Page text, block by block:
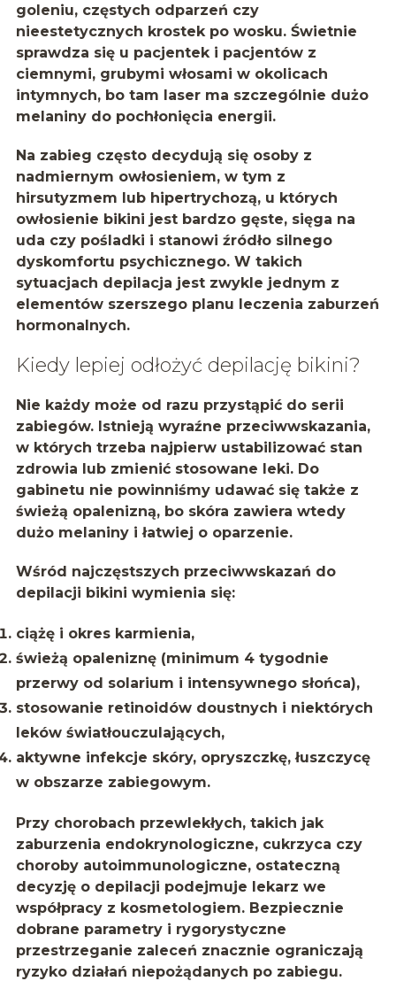
goleniu, częstych odparzeń czy
nieestetycznych krostek po wosku. Świetnie
sprawdza się u pacjentek i pacjentów z
ciemnymi, grubymi włosami w okolicach
intymnych, bo tam laser ma szczególnie dużo
melaniny do pochłonięcia energii.
Na zabieg często decydują się osoby z
nadmiernym owłosieniem, w tym z
hirsutyzmem lub hipertrychozą, u których
owłosienie bikini jest bardzo gęste, sięga na
uda czy pośladki i stanowi źródło silnego
dyskomfortu psychicznego. W takich
sytuacjach depilacja jest zwykle jednym z
elementów szerszego planu leczenia zaburzeń
hormonalnych.
Kiedy lepiej odłożyć depilację bikini?
Nie każdy może od razu przystąpić do serii
zabiegów. Istnieją wyraźne przeciwwskazania,
w których trzeba najpierw ustabilizować stan
zdrowia lub zmienić stosowane leki. Do
gabinetu nie powinniśmy udawać się także z
świeżą opalenizną, bo skóra zawiera wtedy
dużo melaniny i łatwiej o oparzenie.
Wśród najczęstszych przeciwwskazań do
depilacji bikini wymienia się:
ciążę i okres karmienia,
świeżą opaleniznę (minimum 4 tygodnie
przerwy od solarium i intensywnego słońca),
stosowanie retinoidów doustnych i niektórych
leków światłouczulających,
aktywne infekcje skóry, opryszczkę, łuszczycę
w obszarze zabiegowym.
Przy chorobach przewlekłych, takich jak
zaburzenia endokrynologiczne, cukrzyca czy
choroby autoimmunologiczne, ostateczną
decyzję o depilacji podejmuje lekarz we
współpracy z kosmetologiem. Bezpiecznie
dobrane parametry i rygorystyczne
przestrzeganie zaleceń znacznie ograniczają
ryzyko działań niepożądanych po zabiegu.